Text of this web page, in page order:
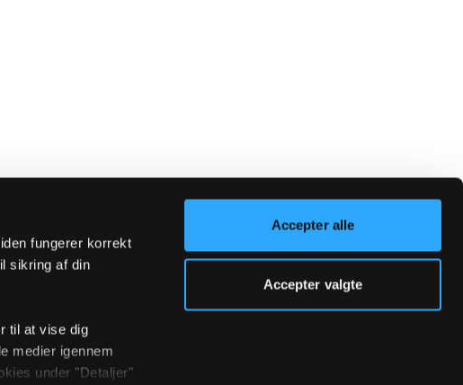
fungerer korrekt
sikring af din
til at vise dig
medier igennem
under "Detaljer"
Accepter alle
Accepter valgte